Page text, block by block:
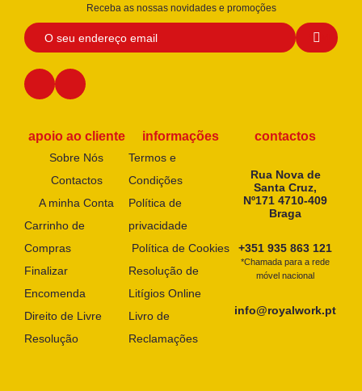
Receba as nossas novidades e promoções
apoio ao cliente
Sobre Nós
Contactos
A minha Conta
Carrinho de
Compras
Finalizar
Encomenda
Direito de Livre
Resolução
informações
Termos e
Condições
Política de
privacidade
Política de Cookies
Resolução de
Litígios Online
Livro de
Reclamações
contactos
Rua Nova de
Santa Cruz,
Nº171 4710-409
Braga
+351 935 863 121
*Chamada para a rede
móvel nacional
info@royalwork.pt